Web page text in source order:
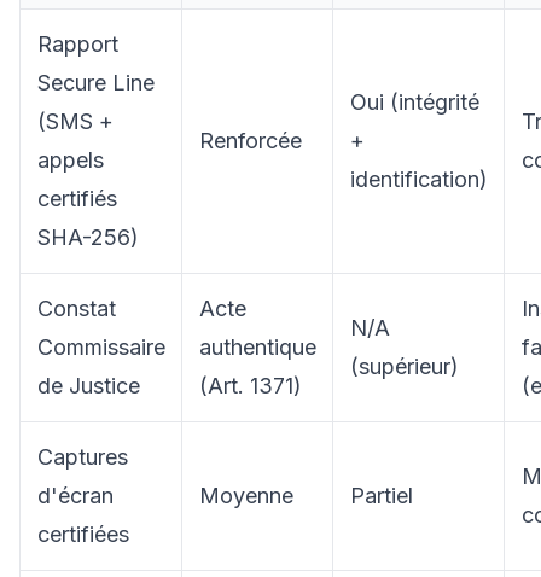
Rapport
Secure Line
(SMS +
appels
certifiés
SHA-256)
Renforcée
Oui (intégrité
+
identification)
Constat
Commissaire
de Justice
Acte
authentique
(Art. 1371)
N/A
(supérieur)
Captures
d'écran
certifiées
Moyenne Partiel